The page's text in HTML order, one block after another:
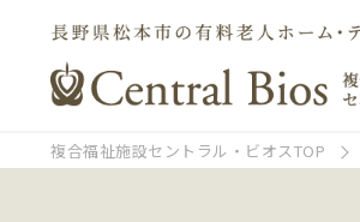
複合福祉施設セントラル・ビオスTOP